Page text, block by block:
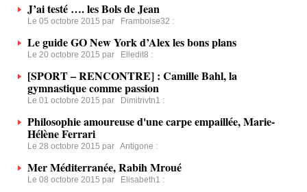
J’ai testé …. les Bols de Jean
Le 05 octobre 2015 par Framboise32 :
Le guide GO New York d’Alex les bons plans
Le 20 octobre 2015 par Elledit8 :
[SPORT – RENCONTRE] : Camille Bahl, la
gymnastique comme passion
Le 01 octobre 2015 par Dimitrivtn1 :
Philosophie amoureuse d'une carpe empaillée, Marie-
Hélène Ferrari
Le 28 octobre 2015 par Antigone :
Mer Méditerranée, Rabih Mroué
Le 08 octobre 2015 par Elisabeth1 :